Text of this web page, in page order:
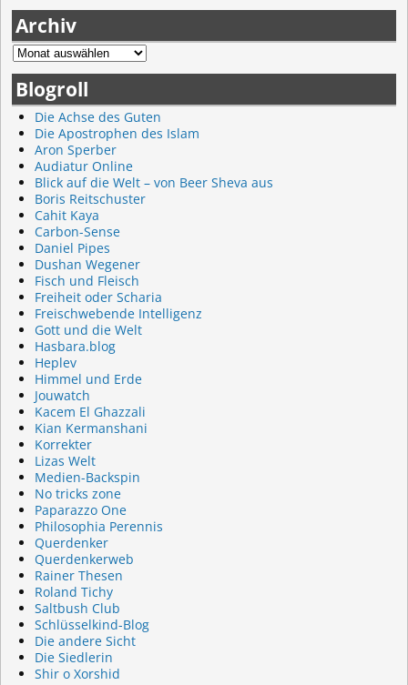
Archiv
Blogroll
Die Achse des Guten
Die Apostrophen des Islam
Aron Sperber
Audiatur Online
Blick auf die Welt – von Beer Sheva aus
Boris Reitschuster
Cahit Kaya
Carbon-Sense
Daniel Pipes
Dushan Wegener
Fisch und Fleisch
Freiheit oder Scharia
Freischwebende Intelligenz
Gott und die Welt
Hasbara.blog
Heplev
Himmel und Erde
Jouwatch
Kacem El Ghazzali
Kian Kermanshani
Korrekter
Lizas Welt
Medien-Backspin
No tricks zone
Paparazzo One
Philosophia Perennis
Querdenker
Querdenkerweb
Rainer Thesen
Roland Tichy
Saltbush Club
Schlüsselkind-Blog
Die andere Sicht
Die Siedlerin
Shir o Xorshid